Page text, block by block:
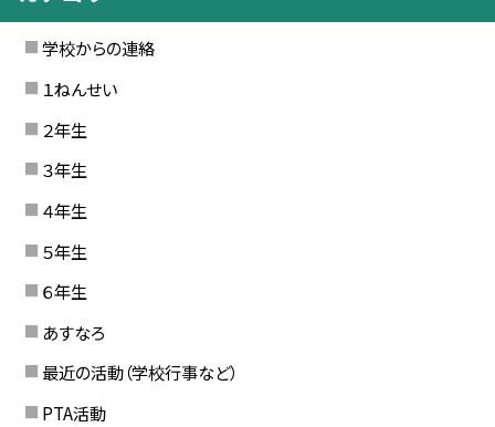
学校からの連絡
１ねんせい
２年生
３年生
４年生
５年生
６年生
あすなろ
最近の活動（学校行事など）
PTA活動